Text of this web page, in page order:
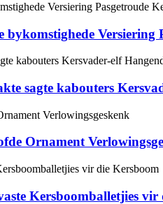
bykomstighede Versiering
sagte kabouters
Ornament
Kersboomballetjies vir